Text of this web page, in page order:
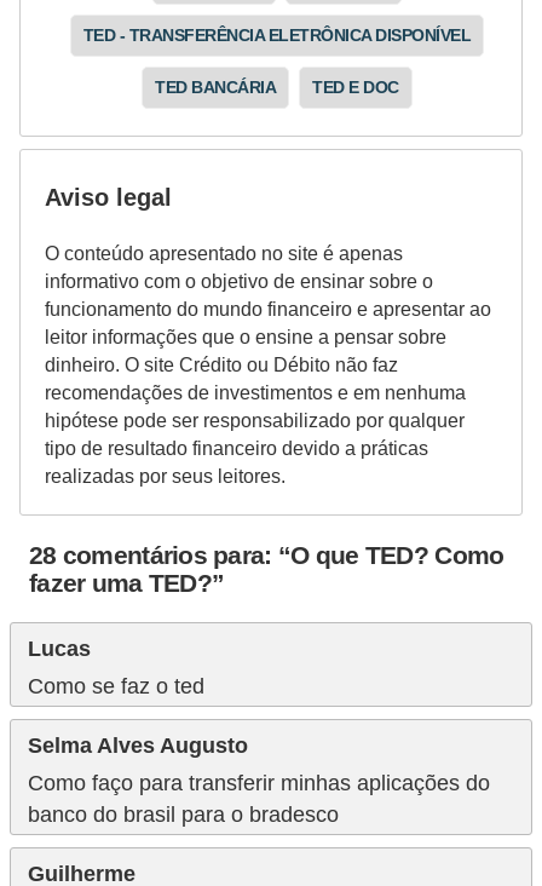
TED - TRANSFERÊNCIA ELETRÔNICA DISPONÍVEL
TED BANCÁRIA TED E DOC
Aviso legal
O conteúdo apresentado no site é apenas
informativo com o objetivo de ensinar sobre o
funcionamento do mundo financeiro e apresentar ao
leitor informações que o ensine a pensar sobre
dinheiro. O site Crédito ou Débito não faz
recomendações de investimentos e em nenhuma
hipótese pode ser responsabilizado por qualquer
tipo de resultado financeiro devido a práticas
realizadas por seus leitores.
28 comentários para: “O que TED? Como
fazer uma TED?”
Lucas
Como se faz o ted
Selma Alves Augusto
Como faço para transferir minhas aplicações do
banco do brasil para o bradesco
Guilherme
s
p
a
g
a
m
e
n
o
I
m
p
o
s
t
o
d